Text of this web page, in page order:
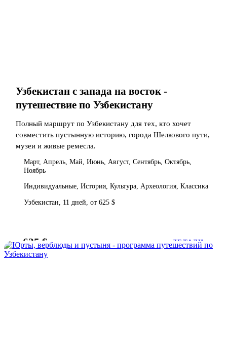
Узбекистан с запада на восток -
путешествие по Узбекистану
Полный маршрут по Узбекистану для тех, кто хочет
совместить пустынную историю, города Шелкового пути,
музеи и живые ремесла.
Март, Апрель, Май, Июнь, Август, Сентябрь, Октябрь,
Ноябрь
Индивидуальные, История, Культура, Археология, Классика
Узбекистан, 11 дней, от 625 $
от625 $ ДЕТАЛИ